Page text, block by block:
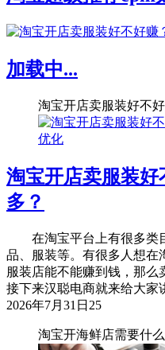
加载中...
淘宝开店卖服装好不
优化
淘宝开店卖服装
多？
在淘宝平台上有很多类
品、服装等。有很多人想在
服装店能不能赚到钱，那么
接下来汉聪电商就来给大家
2026年7月31日 25
淘宝开海鲜店需要什